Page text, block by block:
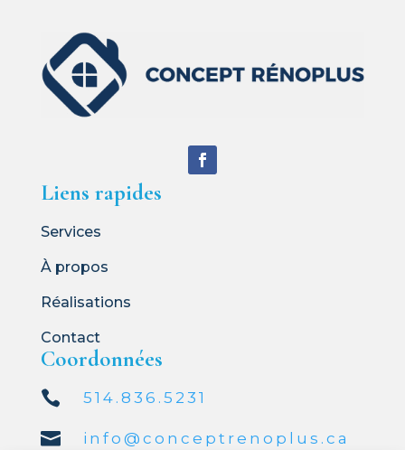
Liens rapides
Services
À propos
Réalisations
Contact
Coordonnées
 514.836.5231
 info@conceptrenoplus.ca